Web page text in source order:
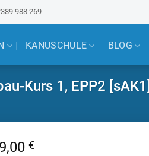
988 269
KANUSCHULE BLOG
Kurs 1, EPP2 [sAK1]
€